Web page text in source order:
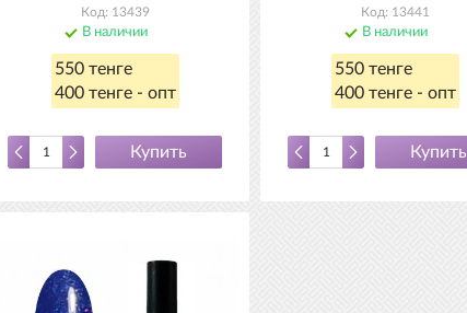
Код: 13439
В наличии
550 тенге
400 тенге - опт
Купить
Код: 13441
В наличии
550 тенге
400 тенге - опт
Купить